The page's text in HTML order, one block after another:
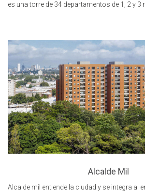
es una torre de 34 departamentos de 1, 2 y 3
Alcalde Mil
Alcalde mil entiende la ciudad y se integra al